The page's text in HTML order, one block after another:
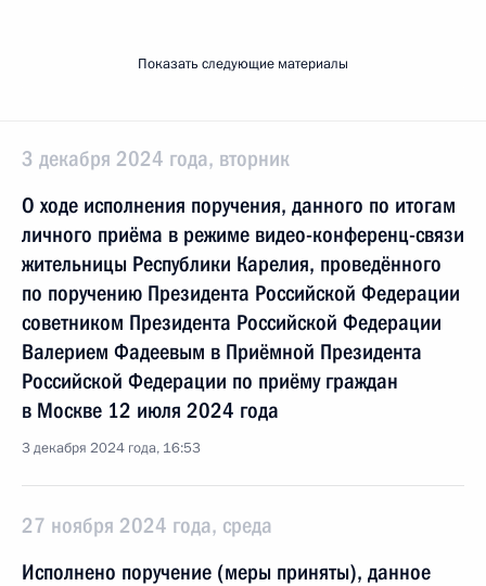
Показать следующие материалы
3 декабря 2024 года, вторник
О ходе исполнения поручения, данного по итогам
личного приёма в режиме видео-конференц-связи
жительницы Республики Карелия, проведённого
по поручению Президента Российской Федерации
советником Президента Российской Федерации
Валерием Фадеевым в Приёмной Президента
Российской Федерации по приёму граждан
в Москве 12 июля 2024 года
3 декабря 2024 года, 16:53
27 ноября 2024 года, среда
Исполнено поручение (меры приняты), данное